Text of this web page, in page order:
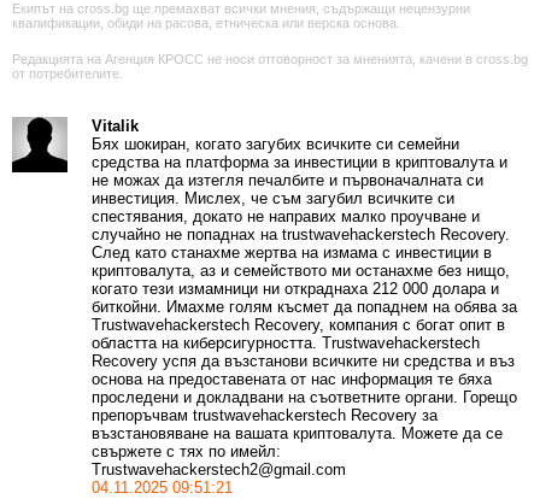
Екипът на cross.bg ще премахват всички мнения, съдържащи нецензурни
квалификации, обиди на расова, етническа или верска основа.
Редакцията на Агенция КРОСС не носи отговорност за мненията, качени в cross.bg
от потребителите.
Vitalik
Бях шокиран, когато загубих всичките си семейни
средства на платформа за инвестиции в криптовалута и
не можах да изтегля печалбите и първоначалната си
инвестиция. Мислех, че съм загубил всичките си
спестявания, докато не направих малко проучване и
случайно не попаднах на trustwavehackerstech Recovery.
След като станахме жертва на измама с инвестиции в
криптовалута, аз и семейството ми останахме без нищо,
когато тези измамници ни откраднаха 212 000 долара и
биткойни. Имахме голям късмет да попаднем на обява за
Trustwavehackerstech Recovery, компания с богат опит в
областта на киберсигурността. Trustwavehackerstech
Recovery успя да възстанови всичките ни средства и въз
основа на предоставената от нас информация те бяха
проследени и докладвани на съответните органи. Горещо
препоръчвам trustwavehackerstech Recovery за
възстановяване на вашата криптовалута. Можете да се
свържете с тях по имейл:
Trustwavehackerstech2@gmail.com
04.11.2025 09:51:21